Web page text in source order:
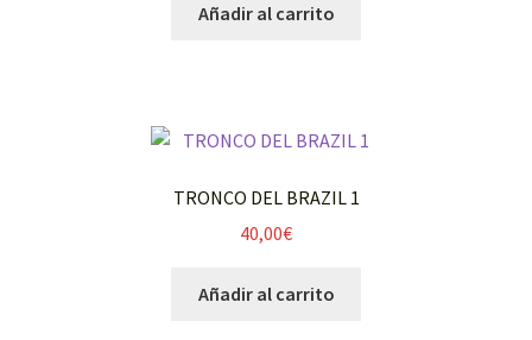
Añadir al carrito
TRONCO DEL BRAZIL 1
40,00€
Añadir al carrito